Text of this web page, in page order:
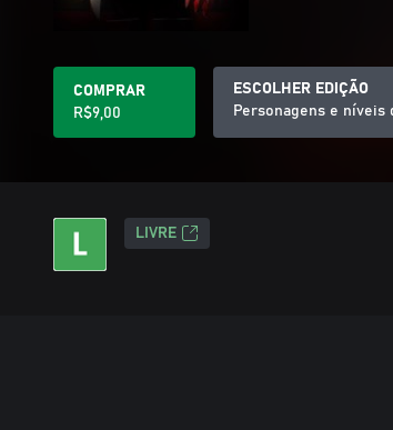
COMPRAR
R$9,00
ESCOLHER EDIÇÃO
Personagens e níveis
LIVRE